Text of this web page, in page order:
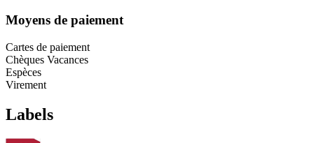
Moyens de paiement
Cartes de paiement
Chèques Vacances
Espèces
Virement
Labels